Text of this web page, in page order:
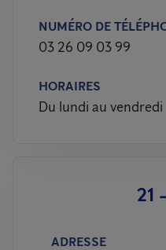
NUMÉRO DE
03 26 09 03 99
HORAIRES
Du lundi au vendredi
21
ADRESSE